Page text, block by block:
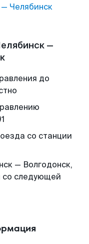
— Челябинск
—
до
со станции
— Волгодонск,
со следующей